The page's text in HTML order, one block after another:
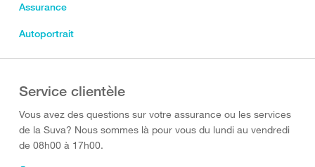
Assurance
Autoportrait
Service clientèle
Vous avez des questions sur votre assurance ou les services
de la Suva? Nous sommes là pour vous du lundi au vendredi
de 08h00 à 17h00.